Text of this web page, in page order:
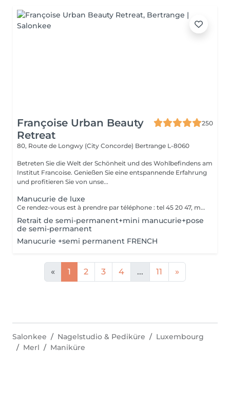
Françoise Urban Beauty
Retreat
250
80, Route de Longwy (City Concorde) Bertrange L-8060
Betreten Sie die Welt der Schönheit und des Wohlbefindens am
Institut Francoise. Genießen Sie eine entspannende Erfahrung
und profitieren Sie von unse...
Manucurie de luxe
Ce rendez-vous est à prendre par téléphone : tel 45 20 47, merci
Retrait de semi-permanent+mini manucurie+pose
de semi-permanent
Manucurie +semi permanent FRENCH
« 1 2 3 4 ... 11 »
Salonkee Nagelstudio & Pediküre
Luxembourg
Merl
Maniküre